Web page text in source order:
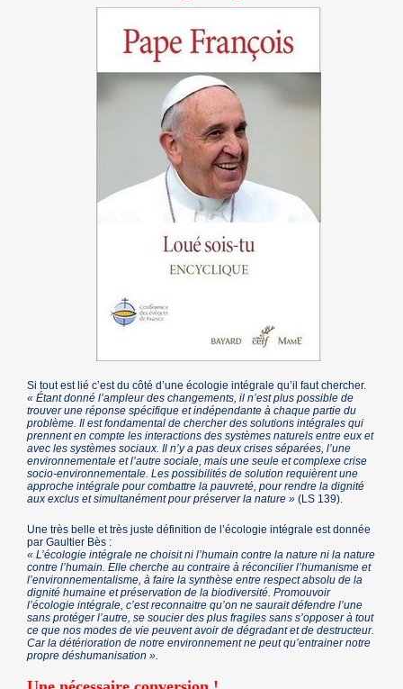
Si tout est lié c’est du côté d’une écologie intégrale qu’il faut chercher.
« Étant donné l’ampleur des changements, il n’est plus possible de
trouver une réponse spécifique et indépendante à chaque partie du
problème. Il est fondamental de chercher des solutions intégrales qui
prennent en compte les interactions des systèmes naturels entre eux et
avec les systèmes sociaux. Il n’y a pas deux crises séparées, l’une
environnementale et l’autre sociale, mais une seule et complexe crise
socio-environnementale. Les possibilités de solution requièrent une
approche intégrale pour combattre la pauvreté, pour rendre la dignité
aux exclus et simultanément pour préserver la nature »(LS 139).
Une très belle et très juste définition de l’écologie intégrale est donnée
par Gaultier Bès :
« L’écologie intégrale ne choisit ni l’humain contre la nature ni la nature
contre l’humain. Elle cherche au contraire à réconcilier l’humanisme et
l’environnementalisme, à faire la synthèse entre respect absolu de la
dignité humaine et préservation de la biodiversité. Promouvoir
l’écologie intégrale, c’est reconnaitre qu’on ne saurait défendre l’une
sans protéger l’autre, se soucier des plus fragiles sans s’opposer à tout
ce que nos modes de vie peuvent avoir de dégradant et de destructeur.
Car la détérioration de notre environnement ne peut qu’entrainer notre
propre déshumanisation ».